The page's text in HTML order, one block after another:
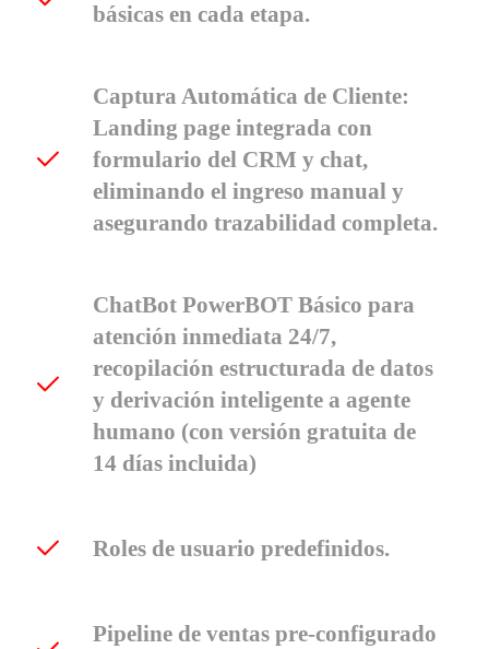
básicas en cada etapa.
Captura Automática de Cliente:
Landing page integrada con
formulario del CRM y chat,
eliminando el ingreso manual y
asegurando trazabilidad completa.
ChatBot PowerBOT Básico para
atención inmediata 24/7,
recopilación estructurada de datos
y derivación inteligente a agente
humano (con versión gratuita de
14 días incluida)
Roles de usuario predefinidos.
Pipeline de ventas pre-configurado